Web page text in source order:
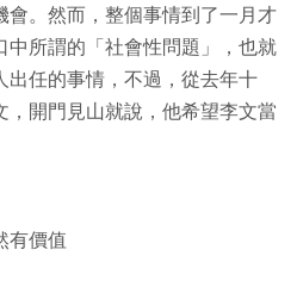
會。然而，整個事情到了一月才
中所謂的「社會性問題」，也就
出任的事情，不過，從去年十
，開門見山就說，他希望李文當
有價值